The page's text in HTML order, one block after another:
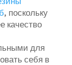
, поскольку
качество
для
себя в